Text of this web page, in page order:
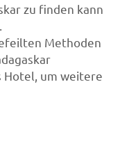
zu finden kann
Methoden
Hotel, um weitere